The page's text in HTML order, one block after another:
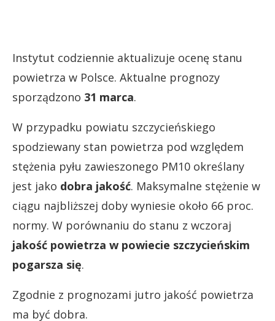
Instytut codziennie aktualizuje ocenę stanu
powietrza w Polsce. Aktualne prognozy
sporządzono 31 marca.
W przypadku powiatu szczycieńskiego
spodziewany stan powietrza pod względem
stężenia pyłu zawieszonego PM10 określany
jest jako dobra jakość. Maksymalne stężenie w
ciągu najbliższej doby wyniesie około 66 proc.
normy. W porównaniu do stanu z wczoraj
jakość powietrza w powiecie szczycieńskim
pogarsza się.
Zgodnie z prognozami jutro jakość powietrza
ma być dobra.